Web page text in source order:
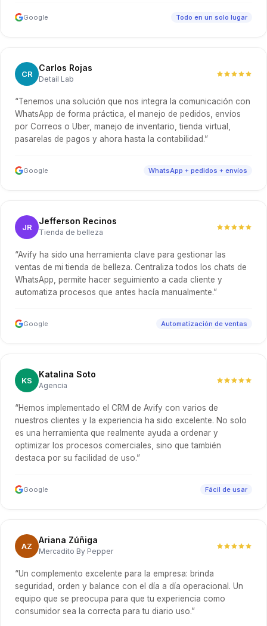
Google Todo en un solo lugar
CR
Carlos Rojas
Detail Lab
“Tenemos una solución que nos integra la comunicación con
WhatsApp de forma práctica, el manejo de pedidos, envíos
por Correos o Uber, manejo de inventario, tienda virtual,
pasarelas de pagos y ahora hasta la contabilidad.”
Google WhatsApp + pedidos + envíos
JR
Jefferson Recinos
Tienda de belleza
“Avify ha sido una herramienta clave para gestionar las
ventas de mi tienda de belleza. Centraliza todos los chats de
WhatsApp, permite hacer seguimiento a cada cliente y
automatiza procesos que antes hacía manualmente.”
Google Automatización de ventas
KS
Katalina Soto
Agencia
“Hemos implementado el CRM de Avify con varios de
nuestros clientes y la experiencia ha sido excelente. No solo
es una herramienta que realmente ayuda a ordenar y
optimizar los procesos comerciales, sino que también
destaca por su facilidad de uso.”
Google Fácil de usar
AZ
Ariana Zúñiga
Mercadito By Pepper
“Un complemento excelente para la empresa: brinda
seguridad, orden y balance con el día a día operacional. Un
equipo que se preocupa para que tu experiencia como
consumidor sea la correcta para tu diario uso.”